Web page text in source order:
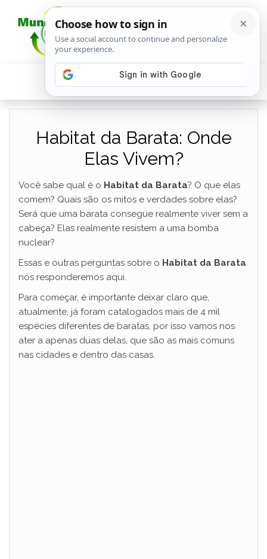
Habitat da Barata: Onde
Elas Vivem?
Você sabe qual é o Habitat da Barata? O que elas
comem? Quais são os mitos e verdades sobre elas?
Será que uma barata consegue realmente viver sem a
cabeça? Elas realmente resistem a uma bomba
nuclear?
Essas e outras perguntas sobre o Habitat da Barata
nós responderemos aqui.
Para começar, é importante deixar claro que,
atualmente, já foram catalogados mais de 4 mil
espécies diferentes de baratas, por isso vamos nos
ater a apenas duas delas, que são as mais comuns
nas cidades e dentro das casas.